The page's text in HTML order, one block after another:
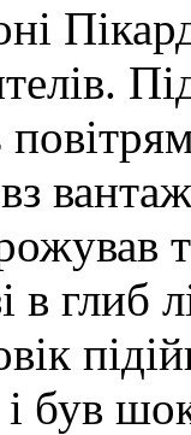
в глиб
і був